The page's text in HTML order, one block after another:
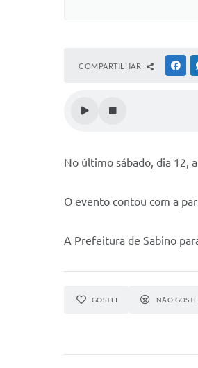
COMPARTILHAR
No último sábado, dia 12,
O evento contou com a
A Prefeitura de Sabino
GOSTEI NÃO